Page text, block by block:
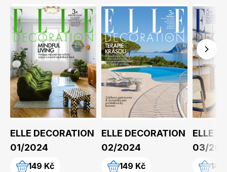
ELLE DECORATION
01/2024
149 Kč
ELLE DECORATION
02/2024
149 Kč
ELLE
03/
149